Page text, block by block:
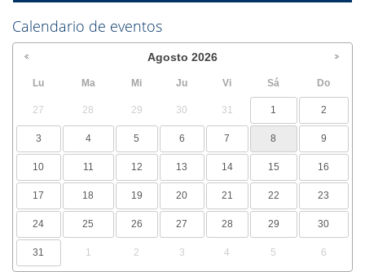
Calendario de eventos
Agosto 2026
Lu Ma Mi Ju Vi Sá Do
27 28 29 30 31 1 2
3 4 5 6 7 8 9
10 11 12 13 14 15 16
17 18 19 20 21 22 23
24 25 26 27 28 29 30
31 1 2 3 4 5 6